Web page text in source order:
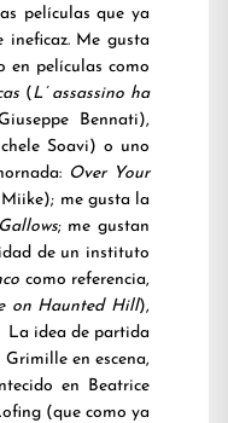
películas que ya
ineficaz. Me gusta
en películas como
( L’ assassino ha
Bennati),
Soavi) o uno
Over Your
Miike); me gusta la
; me gustan
de un instituto
como referencia,
on Haunted Hill),
La idea de partida
en escena,
en Beatrice
(que como ya